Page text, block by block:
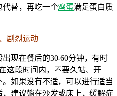
代替，再吃一个鸡蛋满足蛋白质
剧烈运动
现在餐后的30-60分钟，有时
这段时间内，不要久站、开
如果没有不适，可以进行适当
建议躺在沙发或床上，缓解症